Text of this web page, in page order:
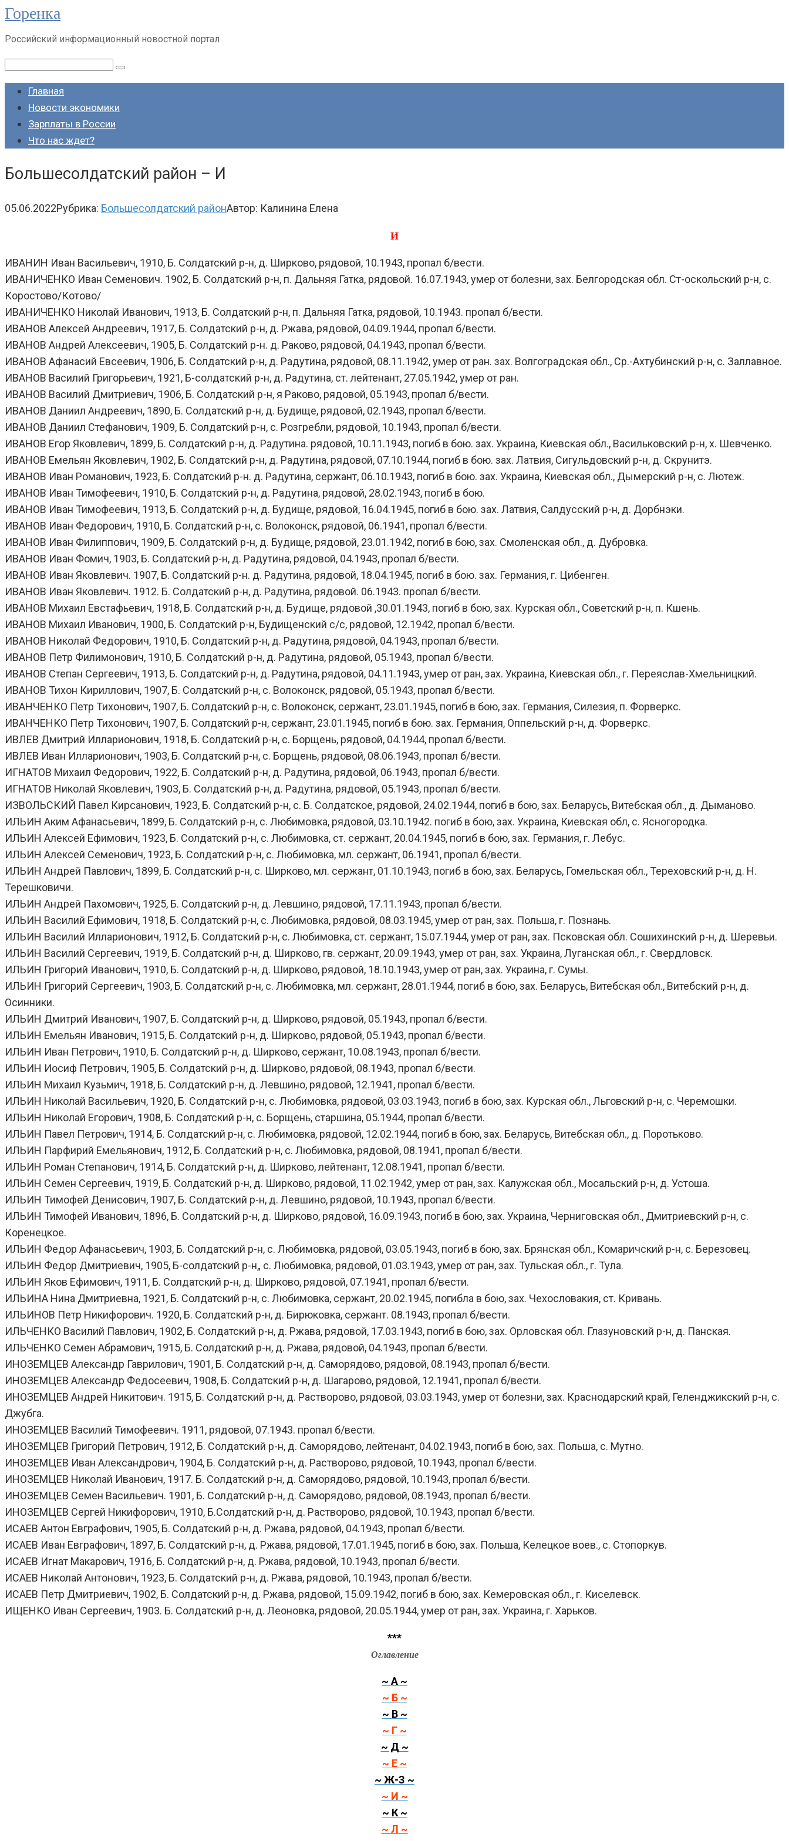
Перейти
контенту
Горенка
Российский информационный новостной портал
Поиск:
Главная
Новости экономики
Зарплаты в России
Что нас ждет?
Большесолдатский район – И
05.06.2022Рубрика: Большесолдатский районАвтор: Калинина Елена
И
ИВАНИН Иван Васильевич, 1910, Б. Солдатский р-н, д. Ширково, рядовой, 10.1943, пропал б/вести.
ИВАНИЧЕНКО Иван Семенович. 1902, Б. Солдатский р-н, п. Дальняя Гатка, рядовой. 16.07.1943, умер от болезни, зах. Белгородская обл. Ст-оскольский р-н, с.
Коростово/Котово/
ИВАНИЧЕНКО Николай Иванович, 1913, Б. Солдатский р-н, п. Дальняя Гатка, рядовой, 10.1943. пропал б/вести.
ИВАНОВ Алексей Андреевич, 1917, Б. Солдатский р-н, д. Ржава, рядовой, 04.09.1944, пропал б/вести.
ИВАНОВ Андрей Алексеевич, 1905, Б. Солдатский р-н. д. Раково, рядовой, 04.1943, пропал б/вести.
ИВАНОВ Афанасий Евсеевич, 1906, Б. Солдатский р-н, д. Радутина, рядовой, 08.11.1942, умер от ран. зах. Волгоградская обл., Ср.-Ахтубинский р-н, с. Заллавное.
ИВАНОВ Василий Григорьевич, 1921, Б-солдатский р-н, д. Радутина, ст. лейтенант, 27.05.1942, умер от ран.
ИВАНОВ Василий Дмитриевич, 1906, Б. Солдатский р-н, я Раково, рядовой, 05.1943, пропал б/вести.
ИВАНОВ Даниил Андреевич, 1890, Б. Солдатский р-н, д. Будище, рядовой, 02.1943, пропал б/вести.
ИВАНОВ Даниил Стефанович, 1909, Б. Солдатский р-н, с. Розгребли, рядовой, 10.1943, пропал б/вести.
ИВАНОВ Егор Яковлевич, 1899, Б. Солдатский р-н, д. Радутина. рядовой, 10.11.1943, погиб в бою. зах. Украина, Киевская обл., Васильковский р-н, х. Шевченко.
ИВАНОВ Емельян Яковлевич, 1902, Б. Солдатский р-н, д. Радутина, рядовой, 07.10.1944, погиб в бою. зах. Латвия, Сигульдовский р-н, д. Скрунитэ.
ИВАНОВ Иван Романович, 1923, Б. Солдатский р-н. д. Радутина, сержант, 06.10.1943, погиб в бою. зах. Украина, Киевская обл., Дымерский р-н, с. Лютеж.
ИВАНОВ Иван Тимофеевич, 1910, Б. Солдатский р-н, д. Радутина, рядовой, 28.02.1943, погиб в бою.
ИВАНОВ Иван Тимофеевич, 1913, Б. Солдатский р-н, д. Будище, рядовой, 16.04.1945, погиб в бою. зах. Латвия, Салдусский р-н, д. Дорбнэки.
ИВАНОВ Иван Федорович, 1910, Б. Солдатский р-н, с. Волоконск, рядовой, 06.1941, пропал б/вести.
ИВАНОВ Иван Филиппович, 1909, Б. Солдатский р-н, д. Будище, рядовой, 23.01.1942, погиб в бою, зах. Смоленская обл., д. Дубровка.
ИВАНОВ Иван Фомич, 1903, Б. Солдатский р-н, д. Радутина, рядовой, 04.1943, пропал б/вести.
ИВАНОВ Иван Яковлевич. 1907, Б. Солдатский р-н. д. Радутина, рядовой, 18.04.1945, погиб в бою. зах. Германия, г. Цибенген.
ИВАНОВ Иван Яковлевич. 1912. Б. Солдатский р-н, д. Радутина, рядовой. 06.1943. пропал б/вести.
ИВАНОВ Михаил Евстафьевич, 1918, Б. Солдатский р-н, д. Будище, рядовой ,30.01.1943, погиб в бою, зах. Курская обл., Советский р-н, п. Кшень.
ИВАНОВ Михаил Иванович, 1900, Б. Солдатский р-н, Будищенский с/с, рядовой, 12.1942, пропал б/вести.
ИВАНОВ Николай Федорович, 1910, Б. Солдатский р-н, д. Радутина, рядовой, 04.1943, пропал б/вести.
ИВАНОВ Петр Филимонович, 1910, Б. Солдатский р-н, д. Радутина, рядовой, 05.1943, пропал б/вести.
ИВАНОВ Степан Сергеевич, 1913, Б. Солдатский р-н, д. Радутина, рядовой, 04.11.1943, умер от ран, зах. Украина, Киевская обл., г. Переяслав-Хмельницкий.
ИВАНОВ Тихон Кириллович, 1907, Б. Солдатский р-н, с. Волоконск, рядовой, 05.1943, пропал б/вести.
ИВАНЧЕНКО Петр Тихонович, 1907, Б. Солдатский р-н, с. Волоконск, сержант, 23.01.1945, погиб в бою, зах. Германия, Силезия, п. Форверкс.
ИВАНЧЕНКО Петр Тихонович, 1907, Б. Солдатский р-н, сержант, 23.01.1945, погиб в бою. зах. Германия, Оппельский р-н, д. Форверкс.
ИВЛЕВ Дмитрий Илларионович, 1918, Б. Солдатский р-н, с. Борщень, рядовой, 04.1944, пропал б/вести.
ИВЛЕВ Иван Илларионович, 1903, Б. Солдатский р-н, с. Борщень, рядовой, 08.06.1943, пропал б/вести.
ИГНАТОВ Михаил Федорович, 1922, Б. Солдатский р-н, д. Радутина, рядовой, 06.1943, пропал б/вести.
ИГНАТОВ Николай Яковлевич, 1903, Б. Солдатский р-н, д. Радутина, рядовой, 05.1943, пропал б/вести.
ИЗВОЛЬСКИЙ Павел Кирсанович, 1923, Б. Солдатский р-н, с. Б. Солдатское, рядовой, 24.02.1944, погиб в бою, зах. Беларусь, Витебская обл., д. Дыманово.
ИЛЬИН Аким Афанасьевич, 1899, Б. Солдатский р-н, с. Любимовка, рядовой, 03.10.1942. погиб в бою, зах. Украина, Киевская обл, с. Ясногородка.
ИЛЬИН Алексей Ефимович, 1923, Б. Солдатский р-н, с. Любимовка, ст. сержант, 20.04.1945, погиб в бою, зах. Германия, г. Лебус.
ИЛЬИН Алексей Семенович, 1923, Б. Солдатский р-н, с. Любимовка, мл. сержант, 06.1941, пропал б/вести.
ИЛЬИН Андрей Павлович, 1899, Б. Солдатский р-н, с. Ширково, мл. сержант, 01.10.1943, погиб в бою, зах. Беларусь, Гомельская обл., Тереховский р-н, д. Н.
Терешковичи.
ИЛЬИН Андрей Пахомович, 1925, Б. Солдатский р-н, д. Левшино, рядовой, 17.11.1943, пропал б/вести.
ИЛЬИН Василий Ефимович, 1918, Б. Солдатский р-н, с. Любимовка, рядовой, 08.03.1945, умер от ран, зах. Польша, г. Познань.
ИЛЬИН Василий Илларионович, 1912, Б. Солдатский р-н, с. Любимовка, ст. сержант, 15.07.1944, умер от ран, зах. Псковская обл. Сошихинский р-н, д. Шеревьи.
ИЛЬИН Василий Сергеевич, 1919, Б. Солдатский р-н, д. Ширково, гв. сержант, 20.09.1943, умер от ран, зах. Украина, Луганская обл., г. Свердловск.
ИЛЬИН Григорий Иванович, 1910, Б. Солдатский р-н, д. Ширково, рядовой, 18.10.1943, умер от ран, зах. Украина, г. Сумы.
ИЛЬИН Григорий Сергеевич, 1903, Б. Солдатский р-н, с. Любимовка, мл. сержант, 28.01.1944, погиб в бою, зах. Беларусь, Витебская обл., Витебский р-н, д.
Осинники.
ИЛЬИН Дмитрий Иванович, 1907, Б. Солдатский р-н, д. Ширково, рядовой, 05.1943, пропал б/вести.
ИЛЬИН Емельян Иванович, 1915, Б. Солдатский р-н, д. Ширково, рядовой, 05.1943, пропал б/вести.
ИЛЬИН Иван Петрович, 1910, Б. Солдатский р-н, д. Ширково, сержант, 10.08.1943, пропал б/вести.
ИЛЬИН Иосиф Петрович, 1905, Б. Солдатский р-н, д. Ширково, рядовой, 08.1943, пропал б/вести.
ИЛЬИН Михаил Кузьмич, 1918, Б. Солдатский р-н, д. Левшино, рядовой, 12.1941, пропал б/вести.
ИЛЬИН Николай Васильевич, 1920, Б. Солдатский р-н, с. Любимовка, рядовой, 03.03.1943, погиб в бою, зах. Курская обл., Льговский р-н, с. Черемошки.
ИЛЬИН Николай Егорович, 1908, Б. Солдатский р-н, с. Борщень, старшина, 05.1944, пропал б/вести.
ИЛЬИН Павел Петрович, 1914, Б. Солдатский р-н, с. Любимовка, рядовой, 12.02.1944, погиб в бою, зах. Беларусь, Витебская обл., д. Поротьково.
ИЛЬИН Парфирий Емельянович, 1912, Б. Солдатский р-н, с. Любимовка, рядовой, 08.1941, пропал б/вести.
ИЛЬИН Роман Степанович, 1914, Б. Солдатский р-н, д. Ширково, лейтенант, 12.08.1941, пропал б/вести.
ИЛЬИН Семен Сергеевич, 1919, Б. Солдатский р-н, д. Ширково, рядовой, 11.02.1942, умер от ран, зах. Калужская обл., Мосальский р-н, д. Устоша.
ИЛЬИН Тимофей Денисович, 1907, Б. Солдатский р-н, д. Левшино, рядовой, 10.1943, пропал б/вести.
ИЛЬИН Тимофей Иванович, 1896, Б. Солдатский р-н, д. Ширково, рядовой, 16.09.1943, погиб в бою, зах. Украина, Черниговская обл., Дмитриевский р-н, с.
Коренецкое.
ИЛЬИН Федор Афанасьевич, 1903, Б. Солдатский р-н, с. Любимовка, рядовой, 03.05.1943, погиб в бою, зах. Брянская обл., Комаричский р-н, с. Березовец.
ИЛЬИН Федор Дмитриевич, 1905, Б-солдатский р-н„ с. Любимовка, рядовой, 01.03.1943, умер от ран, зах. Тульская обл., г. Тула.
ИЛЬИН Яков Ефимович, 1911, Б. Солдатский р-н, д. Ширково, рядовой, 07.1941, пропал б/вести.
ИЛЬИНА Нина Дмитриевна, 1921, Б. Солдатский р-н, с. Любимовка, сержант, 20.02.1945, погибла в бою, зах. Чехословакия, ст. Кривань.
ИЛЬИНОВ Петр Никифорович. 1920, Б. Солдатский р-н, д. Бирюковка, сержант. 08.1943, пропал б/вести.
ИЛЬЧЕНКО Василий Павлович, 1902, Б. Солдатский р-н, д. Ржава, рядовой, 17.03.1943, погиб в бою, зах. Орловская обл. Глазуновский р-н, д. Панская.
ИЛЬЧЕНКО Семен Абрамович, 1915, Б. Солдатский р-н, д. Ржава, рядовой, 04.1943, пропал б/вести.
ИНОЗЕМЦЕВ Александр Гаврилович, 1901, Б. Солдатский р-н, д. Саморядово, рядовой, 08.1943, пропал б/вести.
ИНОЗЕМЦЕВ Александр Федосеевич, 1908, Б. Солдатский р-н, д. Шагарово, рядовой, 12.1941, пропал б/вести.
ИНОЗЕМЦЕВ Андрей Никитович. 1915, Б. Солдатский р-н, д. Растворово, рядовой, 03.03.1943, умер от болезни, зах. Краснодарский край, Геленджикский р-н, с.
Джубга.
ИНОЗЕМЦЕВ Василий Тимофеевич. 1911, рядовой, 07.1943. пропал б/вести.
ИНОЗЕМЦЕВ Григорий Петрович, 1912, Б. Солдатский р-н, д. Саморядово, лейтенант, 04.02.1943, погиб в бою, зах. Польша, с. Мутно.
ИНОЗЕМЦЕВ Иван Александрович, 1904, Б. Солдатский р-н, д. Растворово, рядовой, 10.1943, пропал б/вести.
ИНОЗЕМЦЕВ Николай Иванович, 1917. Б. Солдатский р-н, д. Саморядово, рядовой, 10.1943, пропал б/вести.
ИНОЗЕМЦЕВ Семен Васильевич. 1901, Б. Солдатский р-н, д. Саморядово, рядовой, 08.1943, пропал б/вести.
ИНОЗЕМЦЕВ Сергей Никифорович, 1910, Б.Солдатский р-н, д. Растворово, рядовой, 10.1943, пропал б/вести.
ИСАЕВ Антон Евграфович, 1905, Б. Солдатский р-н, д. Ржава, рядовой, 04.1943, пропал б/вести.
ИСАЕВ Иван Евграфович, 1897, Б. Солдатский р-н, д. Ржава, рядовой, 17.01.1945, погиб в бою, зах. Польша, Келецкое воев., с. Стопоркув.
ИСАЕВ Игнат Макарович, 1916, Б. Солдатский р-н, д. Ржава, рядовой, 10.1943, пропал б/вести.
ИСАЕВ Николай Антонович, 1923, Б. Солдатский р-н, д. Ржава, рядовой, 10.1943, пропал б/вести.
ИСАЕВ Петр Дмитриевич, 1902, Б. Солдатский р-н, д. Ржава, рядовой, 15.09.1942, погиб в бою, зах. Кемеровская обл., г. Киселевск.
ИЩЕНКО Иван Сергеевич, 1903. Б. Солдатский р-н, д. Леоновка, рядовой, 20.05.1944, умер от ран, зах. Украина, г. Харьков.
***
Оглавление
~ А ~
~ Б ~
~ В ~
~ Г ~
~ Д ~
~ Е ~
~ Ж-З ~
~ И ~
~ К ~
~ Л ~